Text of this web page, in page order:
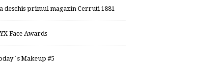
deschis primul magazin Cerruti 1881
Face Awards
Makeup #5